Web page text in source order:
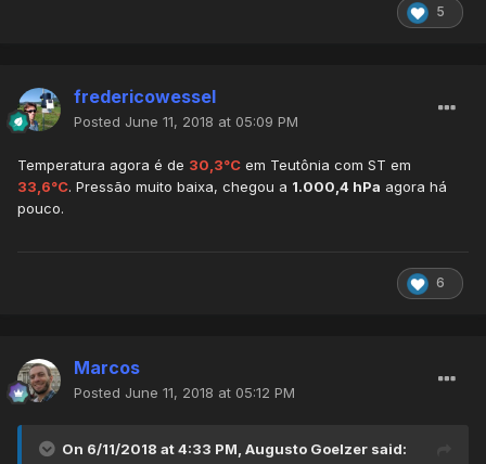
5
fredericowessel
Posted June 11, 2018 at 05:09 PM
Temperatura agora é de 30,3°C em Teutônia com ST em
33,6°C. Pressão muito baixa, chegou a 1.000,4 hPa agora há
pouco.
6
Marcos
Posted June 11, 2018 at 05:12 PM
On 6/11/2018 at 4:33 PM, Augusto Goelzer said: